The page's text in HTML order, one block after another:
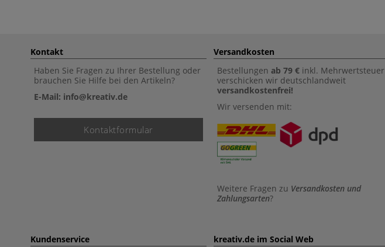
Kontakt
Haben Sie Fragen zu Ihrer Bestellung oder
brauchen Sie Hilfe bei den Artikeln?
E-Mail: info@kreativ.de
Kontaktformular
Versandkosten
Bestellungen ab 79 € inkl. Mehrwertsteuer
verschicken wir deutschlandweit
versandkostenfrei!
Wir versenden mit:
Weitere Fragen zu Versandkosten und
Zahlungsarten?
Kundenservice kreativ.de im Social Web